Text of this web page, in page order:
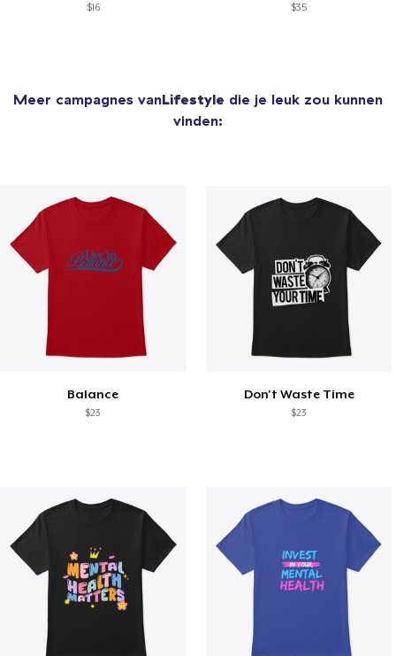
$16 $35
Meer campagnes vanLifestyle die je leuk zou kunnen
vinden:
Balance
$23
Don't Waste Time
$23